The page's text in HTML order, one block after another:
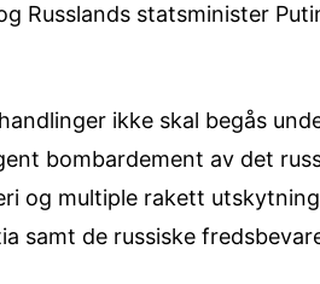
Russlands statsminister
ikke skal begås
bombardement av det
og multiple rakett
samt de russiske